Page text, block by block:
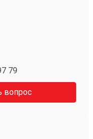
79
вопрос